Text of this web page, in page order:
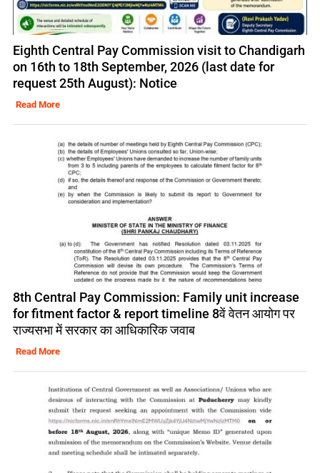
Eighth Central Pay Commission visit to Chandigarh
on 16th to 18th September, 2026 (last date for
request 25th August): Notice
Read More
8th Central Pay Commission: Family unit increase
for fitment factor & report timeline 8वें वेतन आयोग पर
राज्यसभा में सरकार का आधिकारिक जवाब
Read More